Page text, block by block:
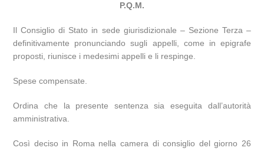
P.Q.M.
Il Consiglio di Stato in sede giurisdizionale – Sezione Terza –
definitivamente pronunciando sugli appelli, come in epigrafe
proposti, riunisce i medesimi appelli e li respinge.
Spese compensate.
Ordina che la presente sentenza sia eseguita dall’autorità
amministrativa.
Così deciso in Roma nella camera di consiglio del giorno 26